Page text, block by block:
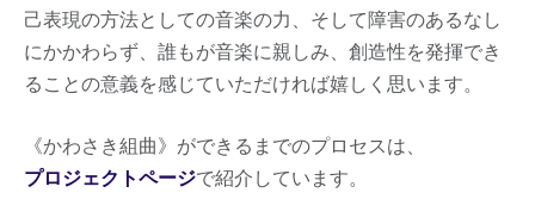
己表現の方法としての音楽の力、そして障害のあるなし
にかかわらず、誰もが音楽に親しみ、創造性を発揮でき
ることの意義を感じていただければ嬉しく思います。
《かわさき組曲》ができるまでのプロセスは、
プロジェクトページで紹介しています。